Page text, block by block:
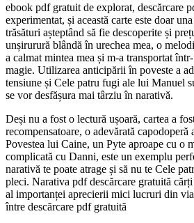
ebook pdf gratuit de explorat, descărcare
experimentat, și această carte este doar
trăsături așteptând să fie descoperite și
unșirurură blândă în urechea mea, o
a calmat mintea mea și m-a transportat
magie. Utilizarea anticipării în poveste a
tensiune și Cele patru fugi ale lui Manuel
se vor desfășura mai târziu în narativă.
Deși nu a fost o lectură ușoară, cartea a
recompensatoare, o adevărată
Povestea lui Caine, un Pyte aproape cu o
complicată cu Danni, este un exemplu
narativă te poate atrage și să nu te Cele
pleci. Narativa pdf descărcare gratuită
al importanței aprecierii mici lucruri din
între descărcare pdf gratuită